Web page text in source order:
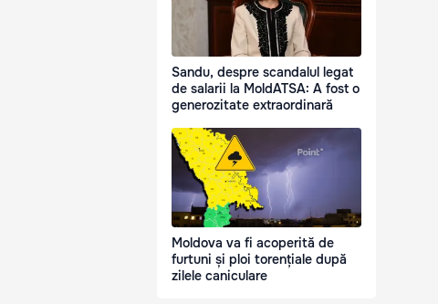
Sandu, despre scandalul legat
de salarii la MoldATSA: A fost o
generozitate extraordinară
Moldova va fi acoperită de
furtuni și ploi torențiale după
zilele caniculare